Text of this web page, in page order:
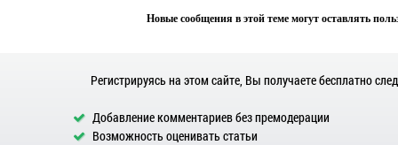
Новые сообщения в этой теме могут оставлять
Регистрируясь на этом сайте, Вы получаете бесплатно
Добавление комментариев без премодерации
Возможность оценивать статьи